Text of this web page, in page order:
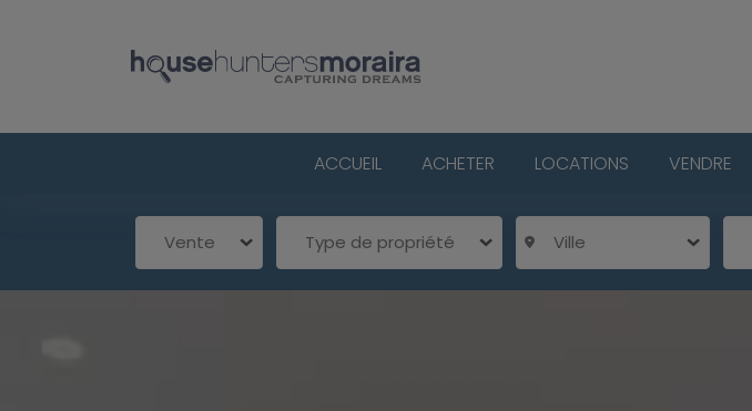
ACCUEIL ACHETER LOCATIONS VENDRE
Vente Type de propriété Ville